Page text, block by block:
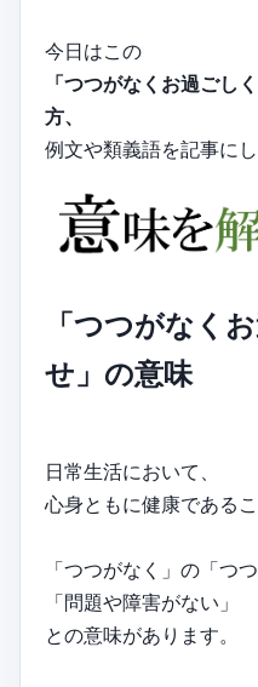
今日はこの
「つつがなくお過ごし
方、
例文や類義語を記事にし
「つつがなく
せ」の意味
日常生活において、
心身ともに健康であるこ
「つつがなく」の「つ
「問題や障害がない」
との意味があります。